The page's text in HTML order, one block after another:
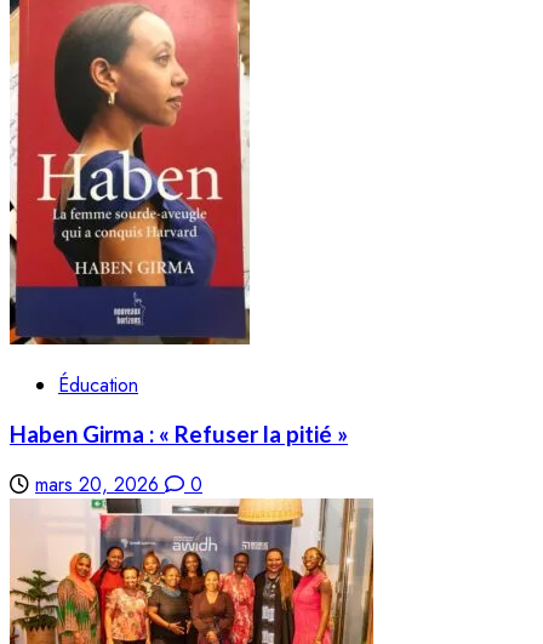
Éducation
Haben Girma : « Refuser la pitié »
mars 20, 2026 0